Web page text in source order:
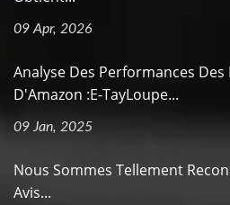
09 Apr, 2026
Analyse Des Performances
D'Amazon :E-TayLoupe...
09 Jan, 2025
Nous Sommes Tellement
Avis...